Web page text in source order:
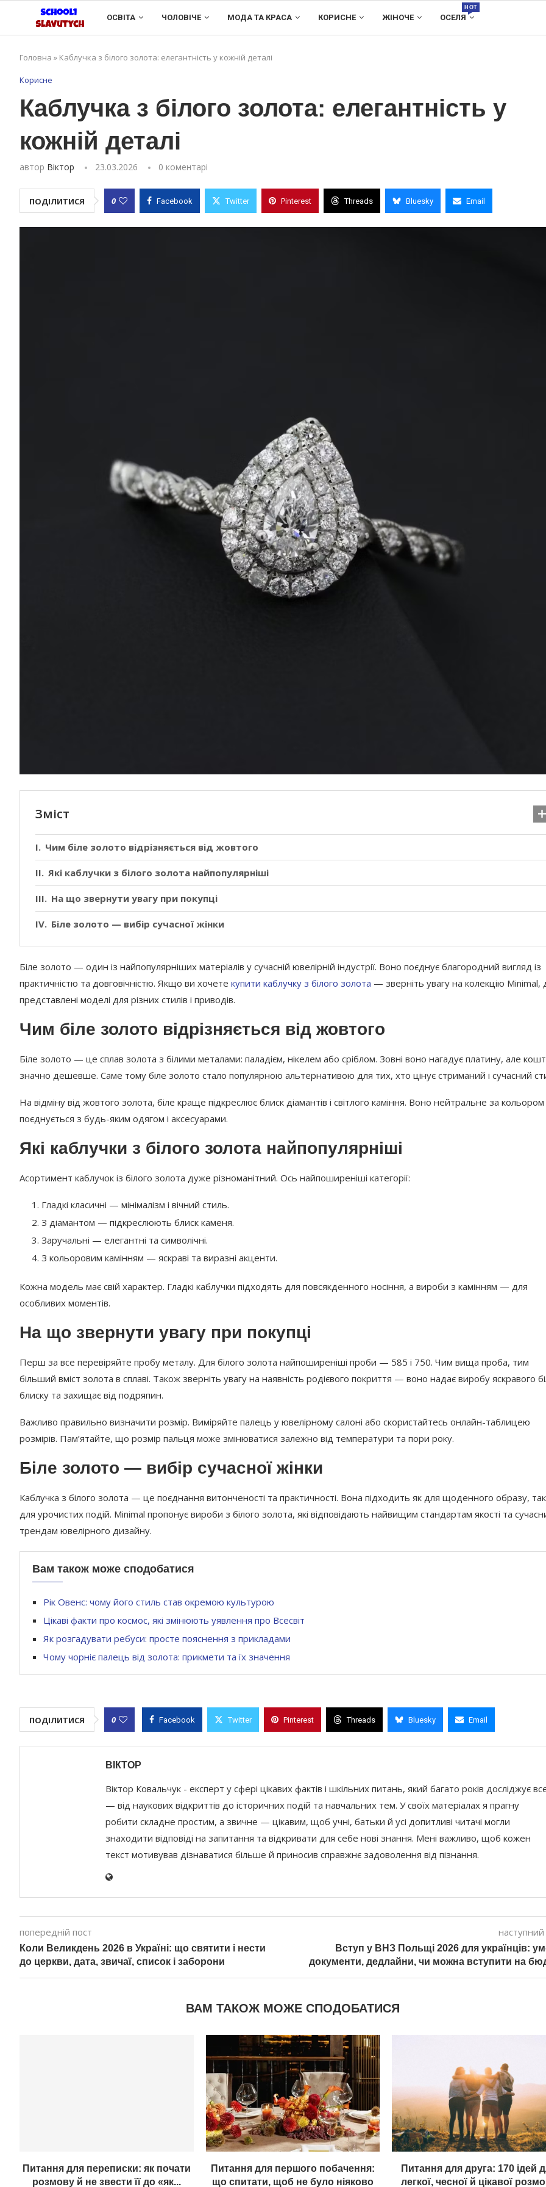
ОСВІТА ЧОЛОВІЧЕ МОДА ТА КРАСА КОРИСНЕ ЖІНОЧЕ ОСЕЛЯ
HOT
Головна » Каблучка з білого золота: елегантність у кожній деталі
Корисне
Каблучка з білого золота: елегантність у
кожній деталі
автор Віктор 23.03.2026 0 коментарі
ПОДІЛИТИСЯ 0 Facebook Twitter Pinterest Threads Bluesky Email
Зміст
Чим біле золото відрізняється від жовтого
Які каблучки з білого золота найпопулярніші
На що звернути увагу при покупці
Біле золото — вибір сучасної жінки
Біле золото — один із найпопулярніших матеріалів у сучасній ювелірній індустрії. Воно поєднує благородний вигляд із
практичністю та довговічністю. Якщо ви хочете купити каблучку з білого золота — зверніть увагу на колекцію Minimal,
представлені моделі для різних стилів і приводів.
Чим біле золото відрізняється від жовтого
Біле золото — це сплав золота з білими металами: паладієм, нікелем або сріблом. Зовні воно нагадує платину, але
значно дешевше. Саме тому біле золото стало популярною альтернативою для тих, хто цінує стриманий і сучасний
На відміну від жовтого золота, біле краще підкреслює блиск діамантів і світлого каміння. Воно нейтральне за кольором
поєднується з будь-яким одягом і аксесуарами.
Які каблучки з білого золота найпопулярніші
Асортимент каблучок із білого золота дуже різноманітний. Ось найпоширеніші категорії:
Гладкі класичні — мінімалізм і вічний стиль.
З діамантом — підкреслюють блиск каменя.
Заручальні — елегантні та символічні.
З кольоровим камінням — яскраві та виразні акценти.
Кожна модель має свій характер. Гладкі каблучки підходять для повсякденного носіння, а вироби з камінням — для
особливих моментів.
На що звернути увагу при покупці
Перш за все перевіряйте пробу металу. Для білого золота найпоширеніші проби — 585 і 750. Чим вища проба, тим
більший вміст золота в сплаві. Також зверніть увагу на наявність родієвого покриття — воно надає виробу яскравого
блиску та захищає від подряпин.
Важливо правильно визначити розмір. Виміряйте палець у ювелірному салоні або скористайтесь онлайн-таблицею
розмірів. Пам’ятайте, що розмір пальця може змінюватися залежно від температури та пори року.
Біле золото — вибір сучасної жінки
Каблучка з білого золота — це поєднання витонченості та практичності. Вона підходить як для щоденного образу, так
для урочистих подій. Minimal пропонує вироби з білого золота, які відповідають найвищим стандартам якості та
трендам ювелірного дизайну.
Вам також може сподобатися
Рік Овенс: чому його стиль став окремою культурою
Цікаві факти про космос, які змінюють уявлення про Всесвіт
Як розгадувати ребуси: просте пояснення з прикладами
Чому чорніє палець від золота: прикмети та їх значення
ПОДІЛИТИСЯ 0 Facebook Twitter Pinterest Threads Bluesky Email
ВІКТОР
Віктор Ковальчук - експерт у сфері цікавих фактів і шкільних питань, який багато років досліджує
— від наукових відкриттів до історичних подій та навчальних тем. У своїх матеріалах я прагну
робити складне простим, а звичне — цікавим, щоб учні, батьки й усі допитливі читачі могли
знаходити відповіді на запитання та відкривати для себе нові знання. Мені важливо, щоб кожен
текст мотивував дізнаватися більше й приносив справжнє задоволення від пізнання.
попередній пост
Коли Великдень 2026 в Україні: що святити і нести
до церкви, дата, звичаї, список і заборони
наступний
Вступ у ВНЗ Польщі 2026 для українців:
документи, дедлайни, чи можна вступити на
ВАМ ТАКОЖ МОЖЕ СПОДОБАТИСЯ
Питання для переписки: як почати
розмову й не звести її до «як...
Питання для першого побачення:
що спитати, щоб не було ніяково
Питання для друга: 170 ідей
легкої, чесної й цікавої
21.11.2025